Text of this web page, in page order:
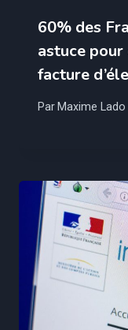
60% des
astuce
facture
ParMaxime Lado